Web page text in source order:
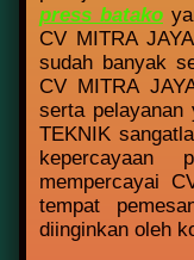
press batako
CV MITRA
sudah banyak
CV MITRA
serta pelayanan
TEKNIK
kepercayaan
mempercayai
tempat
diinginkan oleh